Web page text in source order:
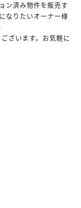
ン済み物件を販売す
なりたいオーナー様
ざいます。お気軽に